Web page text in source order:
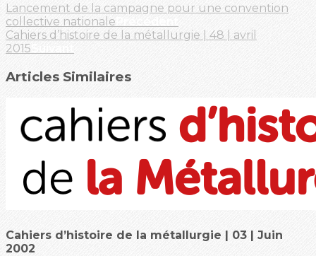
Lancement de la campagne pour une convention
collective nationale
Cahiers d’histoire de la métallurgie | 48 | avril
2015
Articles Similaires
Cahiers d’histoire de la métallurgie | 03 | Juin
2002